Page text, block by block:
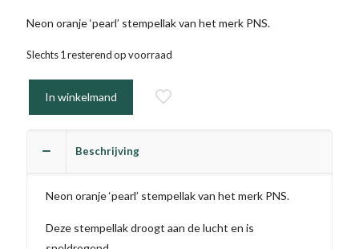
Neon oranje ‘pearl’ stempellak van het merk PNS.
Slechts 1 resterend op voorraad
In winkelmand
Beschrijving
Neon oranje ‘pearl’ stempellak van het merk PNS.
Deze stempellak droogt aan de lucht en is